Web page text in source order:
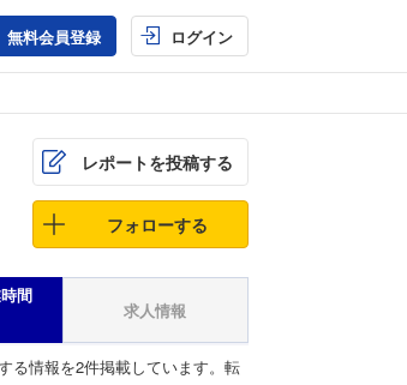
無料会員登録 ログイン
レポートを投稿する
フォローする
間
求人情報
る情報を2件掲載しています。転